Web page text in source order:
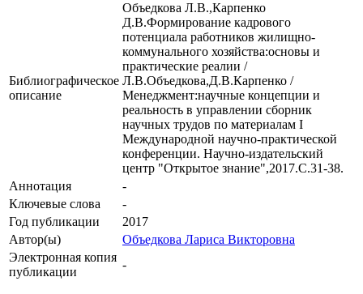
Библиографическое
описание
Объедкова Л.В.,Карпенко
Д.В.Формирование кадрового
потенциала работников жилищно-
коммунального хозяйства:основы и
практические реалии /
Л.В.Объедкова,Д.В.Карпенко /
Менеджмент:научные концепции и
реальность в управлении сборник
научных трудов по материалам I
Международной научно-практической
конференции. Научно-издательский
центр "Открытое знание",2017.С.31-38.
Аннотация
-
Ключевые cлова
-
Год публикации
2017
Автор(ы)
Объедкова Лариса Викторовна
Электронная копия
публикации
-